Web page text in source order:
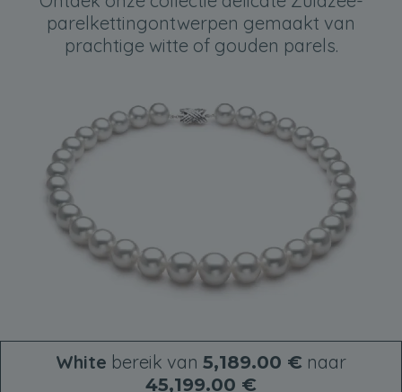
parelkettingontwerpen gemaakt van
prachtige witte of gouden parels.
White bereik van 5,189.00 € naar
45,199.00 €